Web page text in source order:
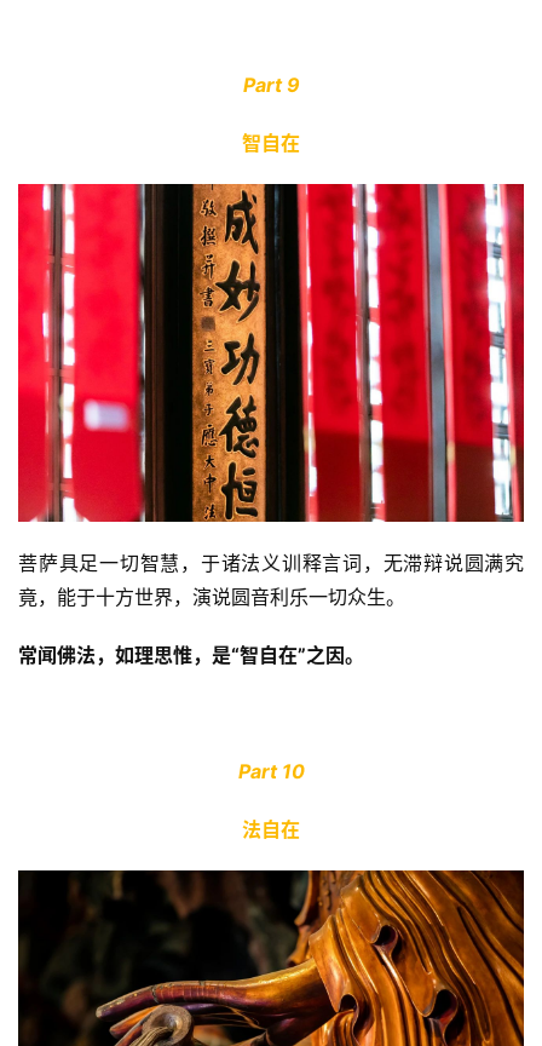
Part 9
智自在
菩萨具足一切智慧，于诸法义训释言词，无滞辩说圆满究
竟，能于十方世界，演说圆音利乐一切众生。
常闻佛法，如理思惟，是“智自在”之因。
Part 10
法自在